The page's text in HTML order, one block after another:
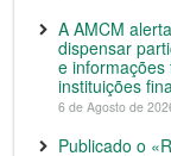
A AMCM
dispensar
e
instituições
6 de Agosto de
Publicado o